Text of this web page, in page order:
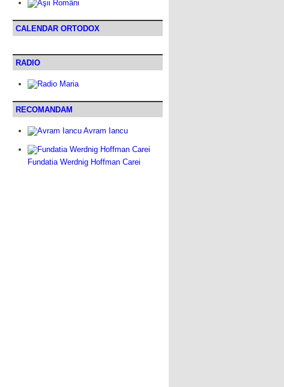
CALENDAR ORTODOX
RADIO
RECOMANDAM
Avram Iancu
Fundatia Werdnig Hoffman Carei